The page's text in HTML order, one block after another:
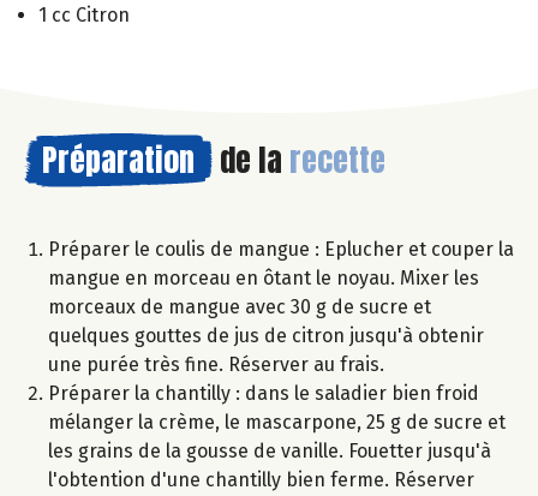
1 cc Citron
Préparation de la recette
Préparer le coulis de mangue : Eplucher et couper la
mangue en morceau en ôtant le noyau. Mixer les
morceaux de mangue avec 30 g de sucre et
quelques gouttes de jus de citron jusqu'à obtenir
une purée très fine. Réserver au frais.
Préparer la chantilly : dans le saladier bien froid
mélanger la crème, le mascarpone, 25 g de sucre et
les grains de la gousse de vanille. Fouetter jusqu'à
l'obtention d'une chantilly bien ferme. Réserver